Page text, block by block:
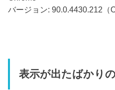
バージョン: 90.0.4430.212（
表示が出たばかり